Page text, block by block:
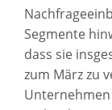
Segmente
dass sie
zum März zu